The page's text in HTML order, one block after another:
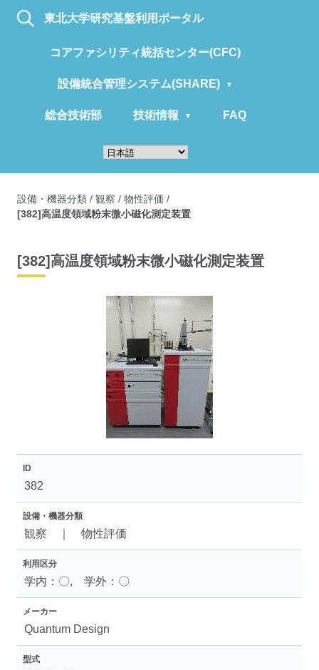
東北大学研究基盤利用ポータル
コアファシリティ統括センター(CFC)
設備統合管理システム(SHARE)
総合技術部 技術情報 FAQ
設備・機器分類 / 観察 / 物性評価 /
[382]高温度領域粉末微小磁化測定装置
[382]高温度領域粉末微小磁化測定装置
ID
382
設備・機器分類
観察 ｜ 物性評価
利用区分
学内：〇, 学外：〇
メーカー
Quantum Design
型式